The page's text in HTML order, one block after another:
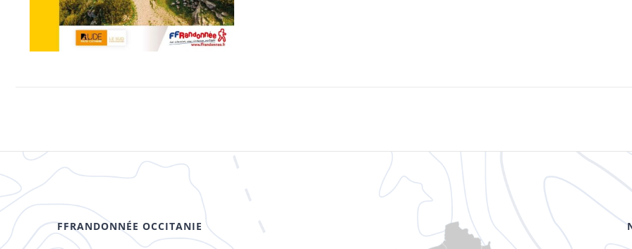
FFRANDONNÉE OCCITANIE